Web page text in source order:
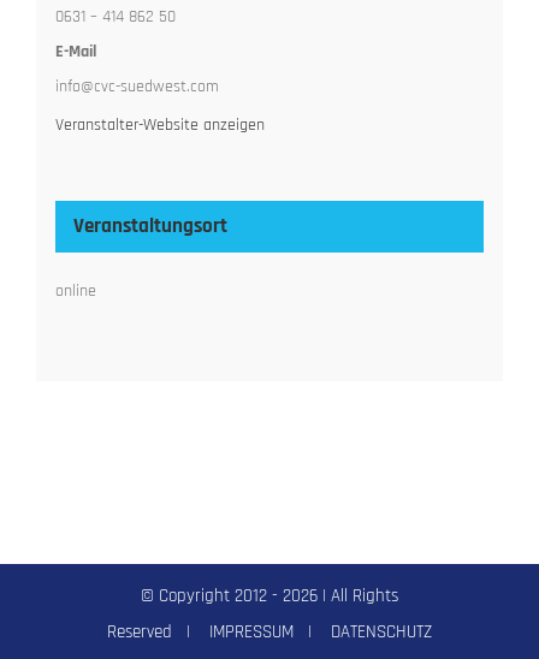
Veranstaltungsort
online
0631 – 414 862 50
E-Mail
info@cvc-suedwest.com
Veranstalter-Website anzeigen
© Copyright 2012 - 2026 | All Rights
Reserved | IMPRESSUM | DATENSCHUTZ